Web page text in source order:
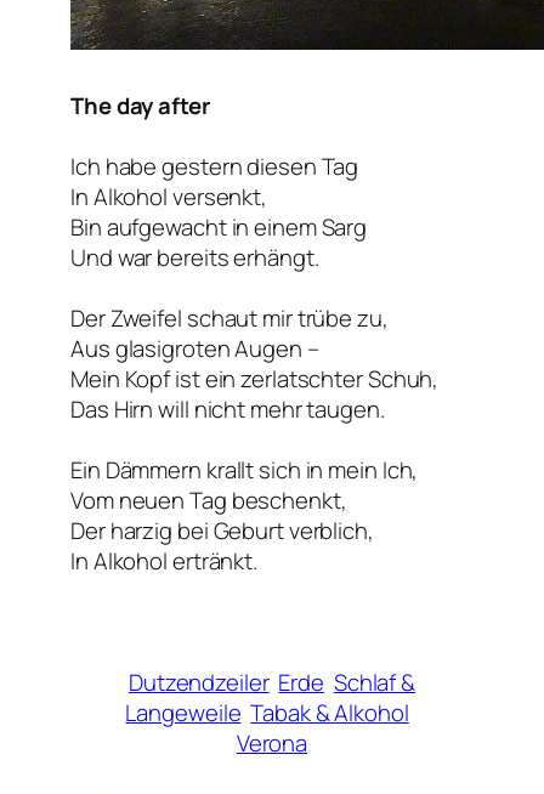
The day after
Ich habe gestern diesen Tag
In Alkohol versenkt,
Bin aufgewacht in einem Sarg
Und war bereits erhängt.
Der Zweifel schaut mir trübe zu,
Aus glasigroten Augen –
Mein Kopf ist ein zerlatschter Schuh,
Das Hirn will nicht mehr taugen.
Ein Dämmern krallt sich in mein Ich,
Vom neuen Tag beschenkt,
Der harzig bei Geburt verblich,
In Alkohol ertränkt.
Dutzendzeiler Erde Schlaf &
Langeweile Tabak & Alkohol
Verona